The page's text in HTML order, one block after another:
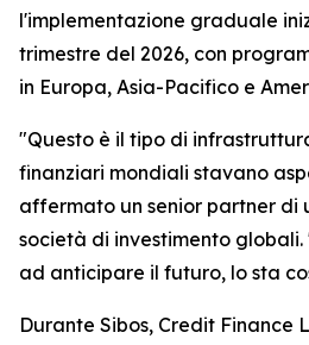
l'implementazione graduale
trimestre del 2026, con
in Europa, Asia-Pacifico e
"Questo è il tipo di
finanziari mondiali stavano
affermato un senior partner di
società di investimento globali.
ad anticipare il futuro, lo sta
Durante Sibos, Credit Finance